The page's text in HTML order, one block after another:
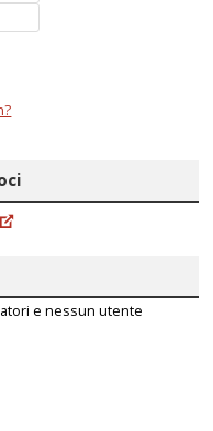
e nessun utente